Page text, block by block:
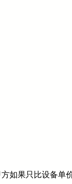
如果只比设备单